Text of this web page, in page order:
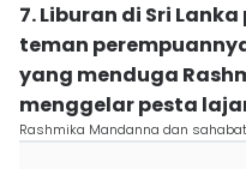
7. Liburan di Sri
teman
yang menduga
menggelar pesta
Rashmika Mandanna dan